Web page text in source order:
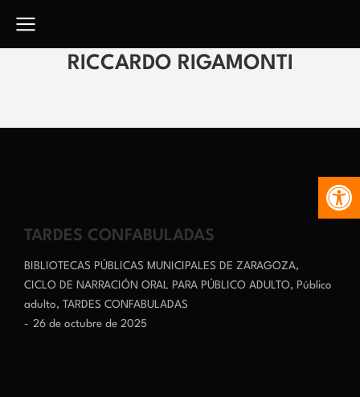
RICCARDO RIGAMONTI
TARDES CONFABULADAS
BIBLIOTECAS PÚBLICAS MUNICIPALES DE ZARAGOZA,
CICLO DE NARRACIÓN ORAL PARA PÚBLICO ADULTO, Público
adulto, TARDES CONFABULADAS
26 de octubre de 2025